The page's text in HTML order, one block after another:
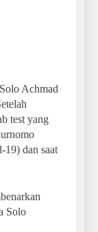
Achmad
test yang
dan saat
Solo